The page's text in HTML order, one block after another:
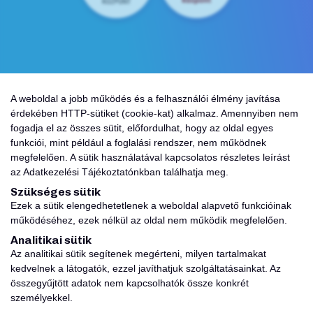
A weboldal a jobb működés és a felhasználói élmény javítása
érdekében HTTP-sütiket (cookie-kat) alkalmaz. Amennyiben nem
fogadja el az összes sütit, előfordulhat, hogy az oldal egyes
funkciói, mint például a foglalási rendszer, nem működnek
megfelelően. A sütik használatával kapcsolatos részletes leírást
az Adatkezelési Tájékoztatónkban találhatja meg.
Szükséges sütik
Ezek a sütik elengedhetetlenek a weboldal alapvető funkcióinak
működéséhez, ezek nélkül az oldal nem működik megfelelően.
Analitikai sütik
Az analitikai sütik segítenek megérteni, milyen tartalmakat
kedvelnek a látogatók, ezzel javíthatjuk szolgáltatásainkat. Az
összegyűjtött adatok nem kapcsolhatók össze konkrét
személyekkel.
Az oldalon feltüntetett árak az ÁFÁ-